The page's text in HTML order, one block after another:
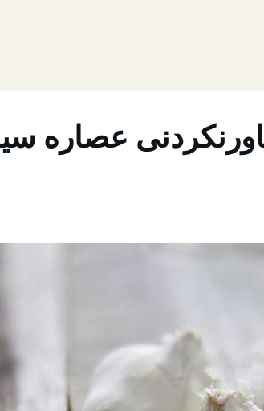
عصاره